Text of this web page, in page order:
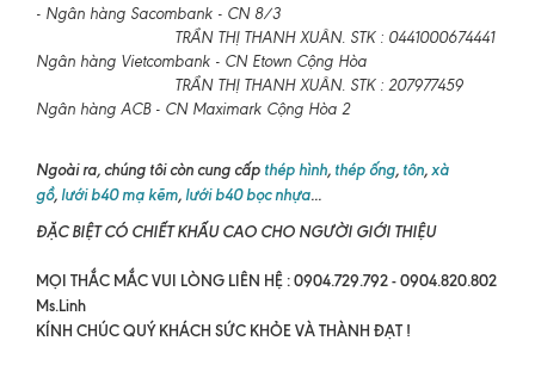
- Ngân hàng Sacombank - CN 8/3
TRẦN THỊ THANH XUÂN. STK : 0441000674441
Ngân hàng Vietcombank - CN Etown Cộng Hòa
TRẦN THỊ THANH XUÂN. STK : 207977459
Ngân hàng ACB - CN Maximark Cộng Hòa 2
Ngoài ra, chúng tôi còn cung cấp thép hình, thép ống, tôn, xà
gồ, lưới b40 mạ kẽm, lưới b40 bọc nhựa...
ĐẶC BIỆT CÓ CHIẾT KHẤU CAO CHO NGƯỜI GIỚI THIỆU
MỌI THẮC MẮC VUI LÒNG LIÊN HỆ : 0904.729.792 - 0904.820.802
Ms.Linh
KÍNH CHÚC QUÝ KHÁCH SỨC KHỎE VÀ THÀNH ĐẠT !